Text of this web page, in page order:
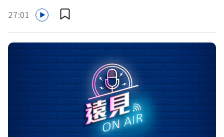
縣。在智慧農業、精品農產與「嘉義優鮮」品牌同步升級的
推動下，嘉義縣政府成功打破過往傳統農業縣的侷限，讓返
鄉子弟不僅能「回得來、留得下、活得好」，更為地方累積
迎向黃金十年的發展動能。 本集《遠見ON AIR》邀請嘉義
縣長翁章梁、立法委員蔡易餘、財信傳媒集團董事長謝金
河、紙風車劇團創辦人李永豐、以及嘉義縣人力發展所所長
許喻理。帶你深入剖析《嘉義被看見了》書中收錄的八年轉
型故事，讀懂這段洗天換地的歷程，並共同看見下一個黃金
十年的發展藍圖！ 🔺翁章梁縣長如何攜手團隊，在大牌林
立的科技版圖中搶先卡位亞創中心？🔺品牌如何雙重升級，
27:01